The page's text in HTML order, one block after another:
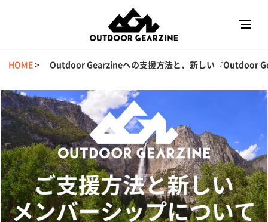
HOME>Outdoor Gearzineへの支援方法と、新しい『Outdoor